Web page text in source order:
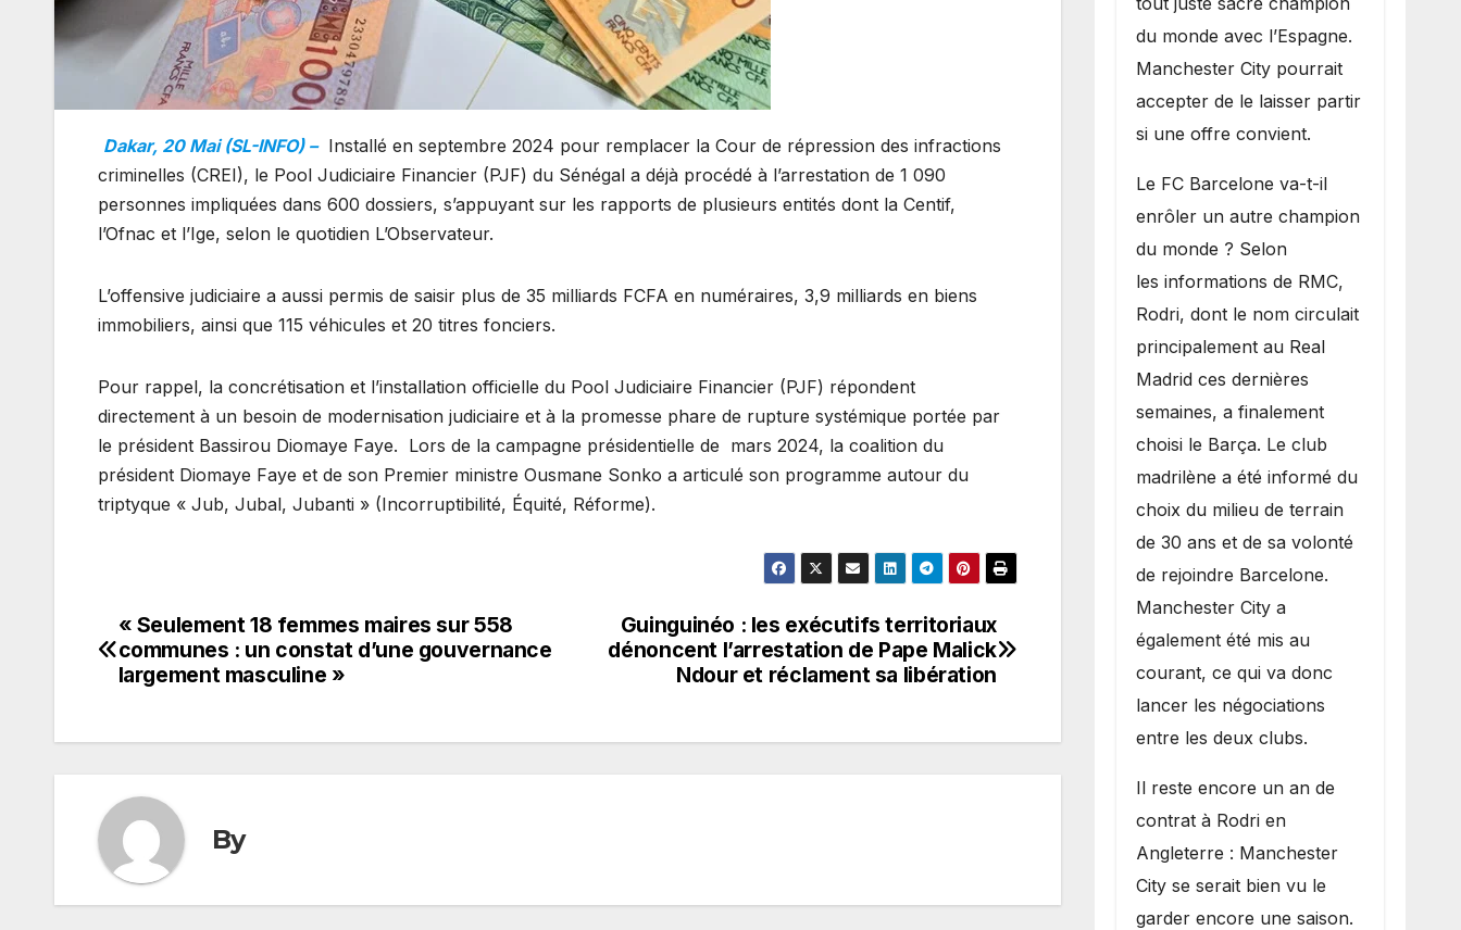
Dakar, 20 Mai (SL-INFO) – Installé en septembre 2024 pour remplacer la Cour de répression des infractions
criminelles (CREI), le Pool Judiciaire Financier (PJF) du Sénégal a déjà procédé à l’arrestation de 1 090
personnes impliquées dans 600 dossiers, s’appuyant sur les rapports de plusieurs entités dont la Centif,
l’Ofnac et l’Ige, selon le quotidien L’Observateur.
L’offensive judiciaire a aussi permis de saisir plus de 35 milliards FCFA en numéraires, 3,9 milliards en biens
immobiliers, ainsi que 115 véhicules et 20 titres fonciers.
Pour rappel, la concrétisation et l’installation officielle du Pool Judiciaire Financier (PJF) répondent
directement à un besoin de modernisation judiciaire et à la promesse phare de rupture systémique portée par
le président Bassirou Diomaye Faye. Lors de la campagne présidentielle de mars 2024, la coalition du
président Diomaye Faye et de son Premier ministre Ousmane Sonko a articulé son programme autour du
triptyque « Jub, Jubal, Jubanti » (Incorruptibilité, Équité, Réforme).
Navigation
de
Guinguinéo : les exécutifs territoriaux
dénoncent l’arrestation de Pape Malick
Ndour et réclament sa libération
« Seulement 18 femmes maires sur 558
communes : un constat d’une gouvernance
largement masculine »
By
du monde avec l’Espagne.
Manchester City pourrait
accepter de le laisser partir
si une offre convient.
​Le FC Barcelone va-t-il
enrôler un autre champion
du monde ? Selon
les informations de RMC,
Rodri, dont le nom circulait
principalement au Real
Madrid ces dernières
semaines, a finalement
choisi le Barça. Le club
madrilène a été informé du
choix du milieu de terrain
de 30 ans et de sa volonté
de rejoindre Barcelone.
Manchester City a
également été mis au
courant, ce qui va donc
lancer les négociations
entre les deux clubs.
​Il reste encore un an de
contrat à Rodri en
Angleterre : Manchester
City se serait bien vu le
garder encore une saison.